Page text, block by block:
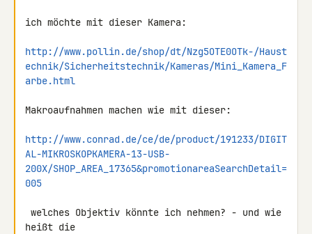
ich möchte mit dieser Kamera:
http://www.pollin.de/shop/dt/Nzg5OTE0OTk-/Haust
echnik/Sicherheitstechnik/Kameras/Mini_Kamera_F
arbe.html
Makroaufnahmen machen wie mit dieser:
http://www.conrad.de/ce/de/product/191233/DIGIT
AL-MIKROSKOPKAMERA-13-USB-
200X/SHOP_AREA_17365&promotionareaSearchDetail=
005
heißt die